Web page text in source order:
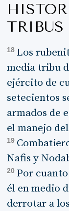
18 Los
media tribu
ejército de
setecientos
armados de
el manejo
19
Nafis y
20 Por
él en medio
derrotar a